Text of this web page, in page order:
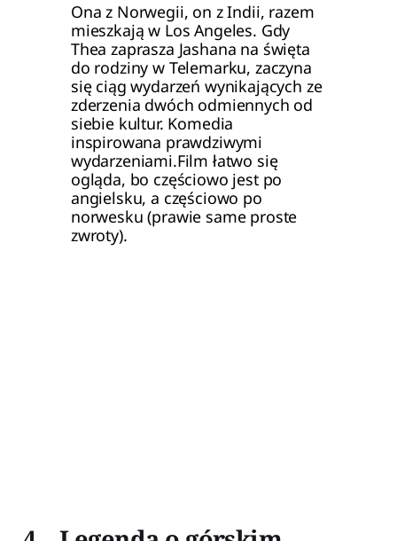
Ona z Norwegii, on z Indii, razem
mieszkają w Los Angeles. Gdy
Thea zaprasza Jashana na święta
do rodziny w Telemarku, zaczyna
się ciąg wydarzeń wynikających ze
zderzenia dwóch odmiennych od
siebie kultur. Komedia
inspirowana prawdziwymi
wydarzeniami.Film łatwo się
ogląda, bo częściowo jest po
angielsku, a częściowo po
norwesku (prawie same proste
zwroty).